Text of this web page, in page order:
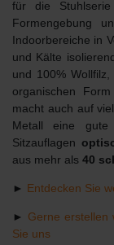
für die Stuhlserie
Formengebung
Indoorbereiche in
und Kälte
und 100% Wollfilz,
organischen
macht auch auf
Metall eine
Sitzauflagen
aus mehr als 40
► Entdecken Sie
► Gerne erstellen
Sie uns